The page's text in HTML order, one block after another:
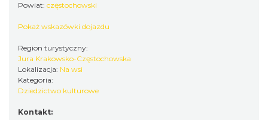
Powiat: częstochowski
Pokaż wskazówki dojazdu
Region turystyczny:
Jura Krakowsko-Częstochowska
Lokalizacja: Na wsi
Kategoria:
Dziedzictwo kulturowe
Kontakt: